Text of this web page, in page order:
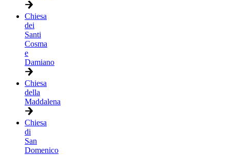
Chiesa
dei
Santi
Cosma
e
Damiano
Chiesa
della
Maddalena
Chiesa
di
San
Domenico